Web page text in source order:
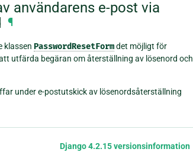
användarens e-post via
¶
klassen PasswordResetFormdet möjligt för
utfärda begäran om återställning av lösenord och
under e-postutskick av lösenordsåterställning
Django 4.2.15 versionsinformation